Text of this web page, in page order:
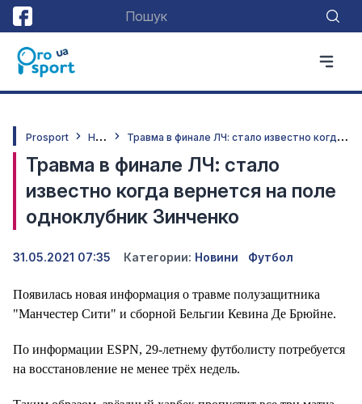
Prosport Н
овини Т
равма в финале ЛЧ: стало известно когда вернется на поле одноклубник Зинченко
Травма в финале ЛЧ: стало
известно когда вернется на поле
одноклубник Зинченко
31.05.2021 07:35 Категории: Новини Футбол
Появилась новая информация о травме полузащитника
"Манчестер Сити" и сборной Бельгии Кевина Де Брюйне.
По информации ESPN, 29-летнему футболисту потребуется
на восстановление не менее трёх недель.